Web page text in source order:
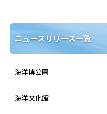
ニュースリリース一覧
海洋博公園
海洋文化館